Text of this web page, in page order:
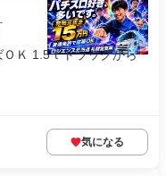
Ｋ 1.5ｔトラックから
気になる